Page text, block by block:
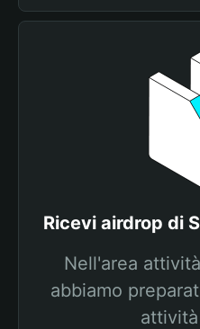
Ricevi airdrop di
Nell'area
abbiamo